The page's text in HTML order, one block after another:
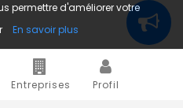
Entreprises Profil
permettre d'améliorer votre
En savoir plus